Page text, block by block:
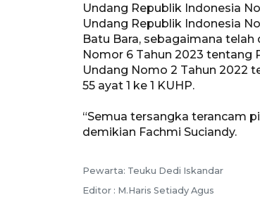
Undang Republik Indonesia
Undang Republik Indonesia
Batu Bara, sebagaimana
Nomor 6 Tahun 2023 tentang
Undang Nomo 2 Tahun 2022
55 ayat 1 ke 1 KUHP.
“Semua tersangka terancam
demikian Fachmi Suciandy.
Pewarta: Teuku Dedi Iskandar
Editor : M.Haris Setiady Agus